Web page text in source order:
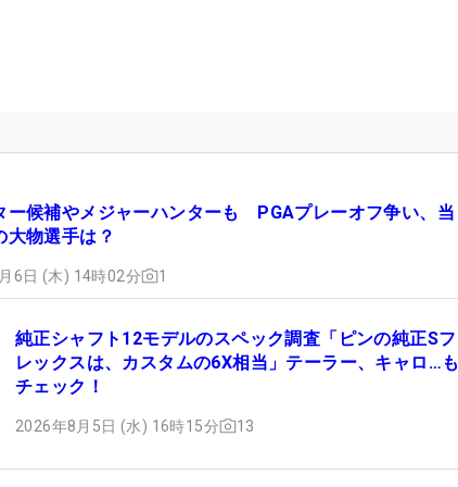
ー候補やメジャーハンターも PGAプレーオフ争い、当
大物選手は？
6日 (木) 14時02分 1
純正シャフト12モデルのスペック調査「ピンの純正Sフ
レックスは、カスタムの6X相当」テーラー、キャロ…も
チェック！
2026年8月5日 (水) 16時15分 13